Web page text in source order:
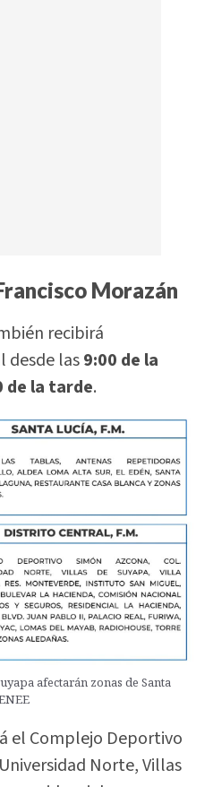
Morazán
recibirá
desde las9:00 de la
de la tarde.
afectarán zonas de Santa
el Complejo Deportivo
Norte, Villas